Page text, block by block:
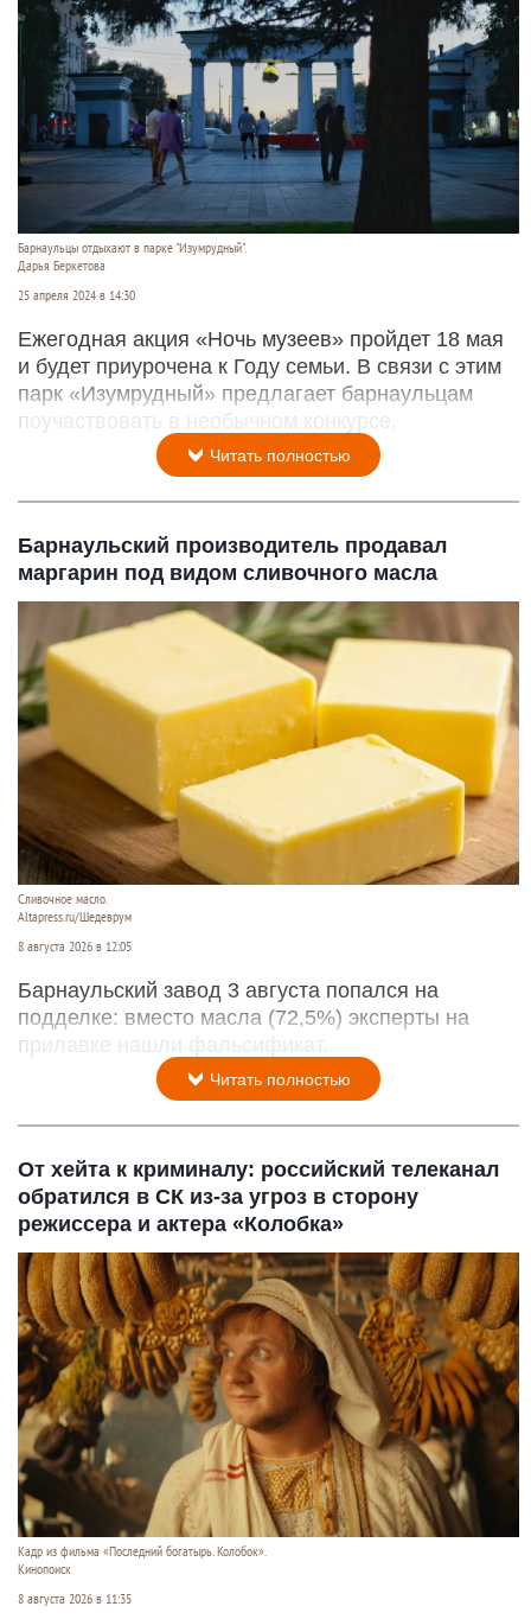
Барнаульцы отдыхают в парке "Изумрудный".
Дарья Беркетова
25 апреля 2024 в 14:30
Ежегодная акция «Ночь музеев» пройдет 18 мая
и будет приурочена к Году семьи. В связи с этим
парк «Изумрудный» предлагает барнаульцам
поучаствовать в необычном конкурсе.
Читать полностью
Барнаульский производитель продавал
маргарин под видом сливочного масла
Сливочное масло.
Altapress.ru/Шедеврум
8 августа 2026 в 12:05
Барнаульский завод 3 августа попался на
подделке: вместо масла (72,5%) эксперты на
прилавке нашли фальсификат.
Читать полностью
От хейта к криминалу: российский телеканал
обратился в СК из-за угроз в сторону
режиссера и актера «Колобка»
Кадр из фильма «Последний богатырь. Колобок».
Кинопоиск
8 августа 2026 в 11:35